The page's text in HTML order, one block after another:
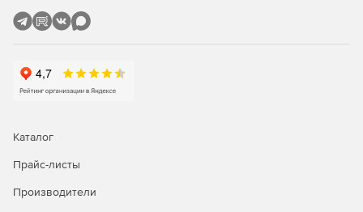
Каталог
Прайс-листы
Производители